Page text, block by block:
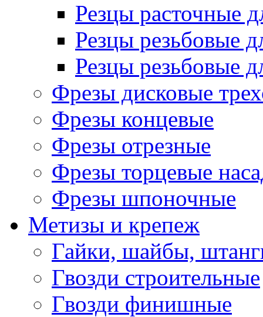
Резцы расточные
Резцы резьбовые
Резцы резьбовые
Фрезы дисковые
Фрезы концевые
Фрезы отрезные
Фрезы торцевые
Фрезы шпоночные
Метизы и крепеж
Гайки, шайбы,
Гвозди строительные
Гвозди финишные